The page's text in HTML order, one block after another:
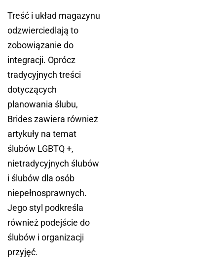
Treść i układ magazynu
odzwierciedlają to
zobowiązanie do
integracji. Oprócz
tradycyjnych treści
dotyczących
planowania ślubu,
Brides zawiera również
artykuły na temat
ślubów LGBTQ +,
nietradycyjnych ślubów
i ślubów dla osób
niepełnosprawnych.
Jego styl podkreśla
również podejście do
ślubów i organizacji
przyjęć.